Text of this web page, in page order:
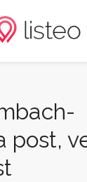
post,